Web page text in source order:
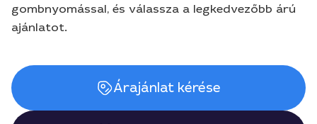
gombnyomással, és válassza a legkedvezőbb árú
ajánlatot.
Árajánlat kérése